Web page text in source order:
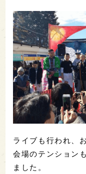
ライブも行われ、
会場のテンション
ました。